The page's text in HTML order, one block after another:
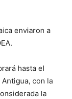
enviaron a
hasta el
con la
la